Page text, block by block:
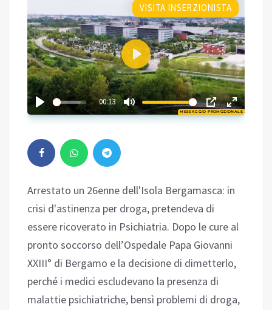
MESSAGGIO PROMOZIONALE
VISITA INSERZIONISTA
00:13
Play
01:44
Arrestato un 26enne dell'Isola Bergamasca: in
crisi d'astinenza per droga, pretendeva di
essere ricoverato in Psichiatria. Dopo le cure al
pronto soccorso dell’Ospedale Papa Giovanni
XXIII° di Bergamo e la decisione di dimetterlo,
perché i medici escludevano la presenza di
malattie psichiatriche, bensì problemi di droga,